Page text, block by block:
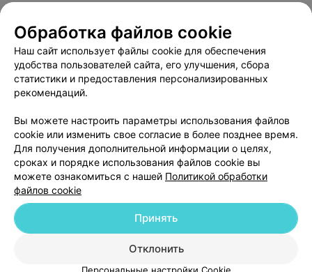
Пользовательское соглашение
Способы оплаты
Вакансии
Партнеры
Написать руководителю 103.by
Обработка персональных данных
© 2026 ООО «Артокс Лаб», УНП 191700409
| 220012, Республика Беларусь,
Служба поддержки +375 291212755
Обработка файлов cookie
Наш сайт использует файлы cookie для обеспечения
удобства пользователей сайта, его улучшения, сбора
статистики и предоставления персонализированных
рекомендаций.
Вы можете настроить параметры использования файлов
cookie или изменить свое согласие в более позднее время.
Для получения дополнительной информации о целях,
сроках и порядке использования файлов cookie вы
можете ознакомиться с нашей Политикой обработки
файлов cookie
Отклонить
Принять